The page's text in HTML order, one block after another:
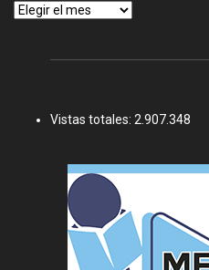
Archivos
Vistas totales: 2.907.348